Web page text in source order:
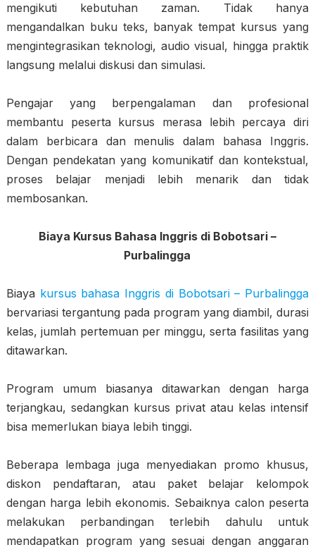
mengikuti kebutuhan zaman. Tidak hanya
mengandalkan buku teks, banyak tempat kursus yang
mengintegrasikan teknologi, audio visual, hingga praktik
langsung melalui diskusi dan simulasi.
Pengajar yang berpengalaman dan profesional
membantu peserta kursus merasa lebih percaya diri
dalam berbicara dan menulis dalam bahasa Inggris.
Dengan pendekatan yang komunikatif dan kontekstual,
proses belajar menjadi lebih menarik dan tidak
membosankan.
Biaya Kursus Bahasa Inggris di Bobotsari –
Purbalingga
Biaya kursus bahasa Inggris di Bobotsari – Purbalingga
bervariasi tergantung pada program yang diambil, durasi
kelas, jumlah pertemuan per minggu, serta fasilitas yang
ditawarkan.
Program umum biasanya ditawarkan dengan harga
terjangkau, sedangkan kursus privat atau kelas intensif
bisa memerlukan biaya lebih tinggi.
Beberapa lembaga juga menyediakan promo khusus,
diskon pendaftaran, atau paket belajar kelompok
dengan harga lebih ekonomis. Sebaiknya calon peserta
melakukan perbandingan terlebih dahulu untuk
mendapatkan program yang sesuai dengan anggaran